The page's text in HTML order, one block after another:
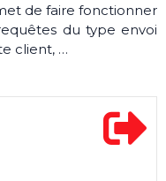
de faire fonctionner
du type envoi
client, …